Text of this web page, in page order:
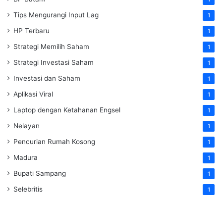
Tips Mengurangi Input Lag 1
HP Terbaru 1
Strategi Memilih Saham 1
Strategi Investasi Saham 1
Investasi dan Saham 1
Aplikasi Viral 1
Laptop dengan Ketahanan Engsel 1
Nelayan 1
Pencurian Rumah Kosong 1
Madura 1
Bupati Sampang 1
Selebritis 1